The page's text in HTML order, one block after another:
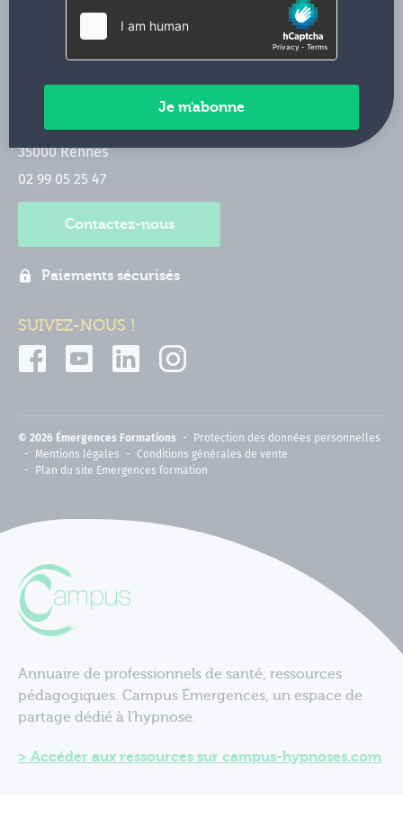
INFOS PRATIQUES
Qui sommes-nous ?
35 boulevard Solférino
35000 Rennes
02 99 05 25 47
Contactez-nous
Paiements sécurisés
SUIVEZ-NOUS !
© 2026 Émergences Formations
Protection des données personnelles
Mentions légales
Conditions générales de vente
Plan du site Emergences formation
Annuaire de professionnels de santé, ressources
pédagogiques. Campus Émergences, un espace de
partage dédié à l'hypnose.
Accéder aux ressources sur campus-hypnoses.com